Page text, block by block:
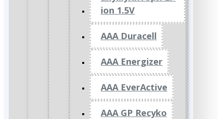
ion 1.5V
AAA Duracell
AAA Energizer
AAA EverActive
AAA GP Recyko